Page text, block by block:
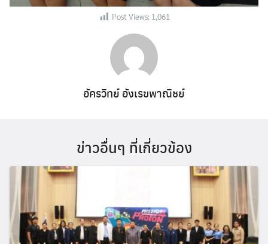
Post Views: 1,061
อัครวิทย์ อังเรขพาณิชย์
ข่าวอื่นๆ ที่เกี่ยวข้อง